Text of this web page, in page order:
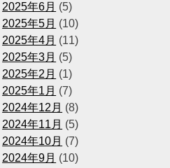
2025年6月 (5)
2025年5月 (10)
2025年4月 (11)
2025年3月 (5)
2025年2月 (1)
2025年1月 (7)
2024年12月 (8)
2024年11月 (5)
2024年10月 (7)
2024年9月 (10)